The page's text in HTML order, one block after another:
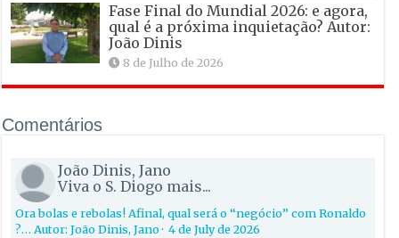
Fase Final do Mundial 2026: e agora,
qual é a próxima inquietação? Autor:
João Dinis
8 de Julho de 2026
Comentários
João Dinis, Jano
Viva o S. Diogo mais...
Ora bolas e rebolas! Afinal, qual será o “negócio” com Ronaldo
?… Autor: João Dinis, Jano·4 de July de 2026